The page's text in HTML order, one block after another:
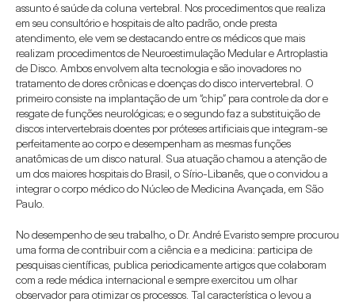
assunto é saúde da coluna vertebral. Nos procedimentos que realiza
em seu consultório e hospitais de alto padrão, onde presta
atendimento, ele vem se destacando entre os médicos que mais
realizam procedimentos de Neuroestimulação Medular e Artroplastia
de Disco. Ambos envolvem alta tecnologia e são inovadores no
tratamento de dores crônicas e doenças do disco intervertebral. O
primeiro consiste na implantação de um “chip” para controle da dor e
resgate de funções neurológicas; e o segundo faz a substituição de
discos intervertebrais doentes por próteses artificiais que integram-se
perfeitamente ao corpo e desempenham as mesmas funções
anatômicas de um disco natural. Sua atuação chamou a atenção de
um dos maiores hospitais do Brasil, o Sírio-Libanês, que o convidou a
integrar o corpo médico do Núcleo de Medicina Avançada, em São
Paulo.
No desempenho de seu trabalho, o Dr. André Evaristo sempre procurou
uma forma de contribuir com a ciência e a medicina: participa de
pesquisas científicas, publica periodicamente artigos que colaboram
com a rede médica internacional e sempre exercitou um olhar
observador para otimizar os processos. Tal característica o levou a